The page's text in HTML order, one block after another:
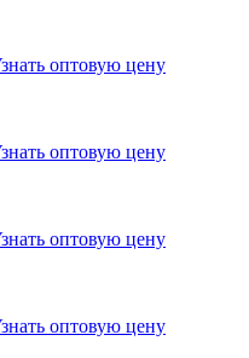
оптовую цену
оптовую цену
оптовую цену
оптовую цену